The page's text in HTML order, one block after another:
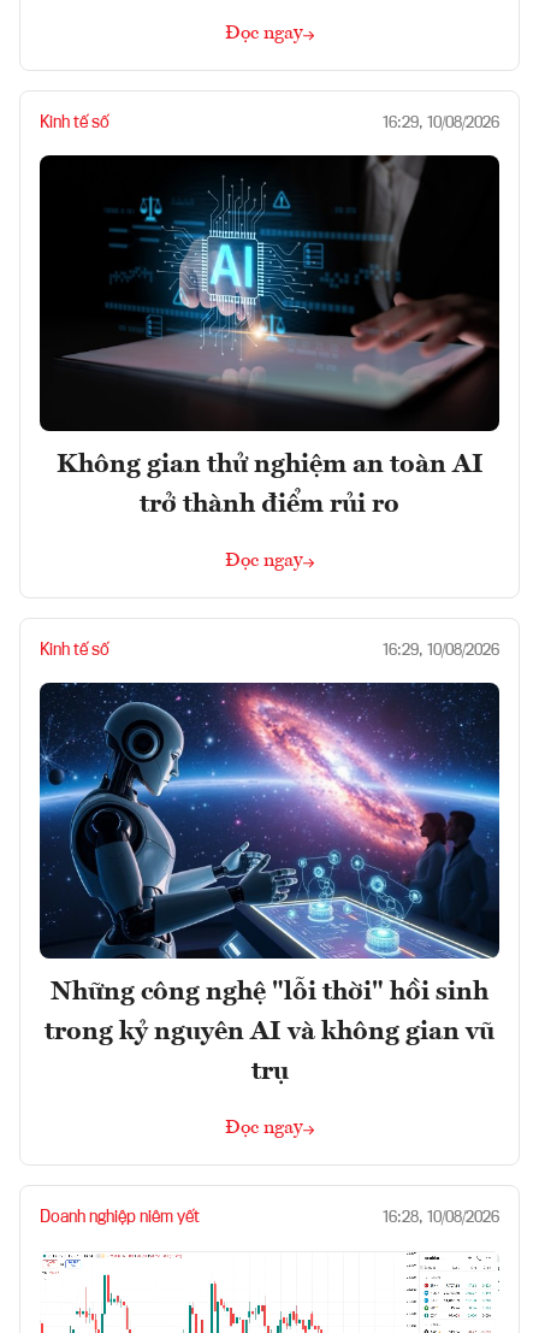
Đọc ngay
Kinh tế số 16:29, 10/08/2026
Không gian thử nghiệm an toàn AI
trở thành điểm rủi ro
Đọc ngay
Kinh tế số 16:29, 10/08/2026
Những công nghệ "lỗi thời" hồi sinh
trong kỷ nguyên AI và không gian vũ
trụ
Đọc ngay
Doanh nghiệp niêm yết 16:28, 10/08/2026